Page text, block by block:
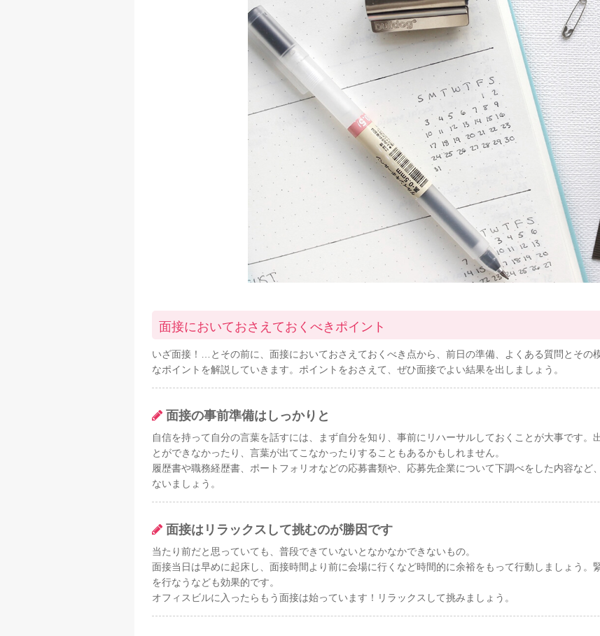
面接においておさえておくべきポイント
いざ面接！…とその前に、面接においておさえておくべき点から、前日の準備、よくある質問とその
なポイントを解説していきます。ポイントをおさえて、ぜひ面接でよい結果を出しましょう。
面接の事前準備はしっかりと
自信を持って自分の言葉を話すには、まず自分を知り、事前にリハーサルしておくことが大事です。
とができなかったり、言葉が出てこなかったりすることもあるかもしれません。
履歴書や職務経歴書、ポートフォリオなどの応募書類や、応募先企業について下調べをした内容な
ないましょう。
面接はリラックスして挑むのが勝因です
当たり前だと思っていても、普段できていないとなかなかできないもの。
面接当日は早めに起床し、面接時間より前に会場に行くなど時間的に余裕をもって行動しましょう。
を行なうなども効果的です。
オフィスビルに入ったらもう面接は始っています！リラックスして挑みましょう。